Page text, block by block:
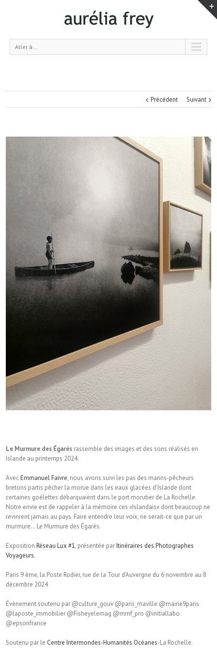
Aller à...
Précédent Suivant
Le Murmure des Égarés rassemble des images et des sons réalisés en
Islande au printemps 2024.
AvecEmmanuel Faivre, nous avons suivi les pas des marins-pêcheurs
bretons partis pêcher la morue dans les eaux glacées d’Islande dont
certaines goélettes débarquaient dans le port morutier de La Rochelle.
Notre envie est de rappeler à la mémoire ces «Islandais» dont beaucoup ne
revinrent jamais au pays. Faire entendre leur voix, ne serait-ce que par un
murmure… Le Murmure des Égarés.
Exposition Réseau Lux #1, présentée parItinéraires des Photographes
Voyageurs.
Paris 9 ème, la Poste Rodier, rue de la Tour d’Auvergne du 6 novembre au 8
décembre 2024
Évènement soutenu par @culture_gouv @paris_maville @mairie9paris
@laposte_immobilier @Fisheyelemag @mmf_pro @initiallabo
@epsonfrance
Soutenu par le Centre Intermondes-Humanités Océanes-La Rochelle.